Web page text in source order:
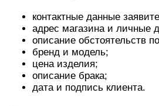
контактные данные
адрес магазина и личные
описание обстоятельств
бренд и модель;
цена изделия;
описание брака;
дата и подпись клиента.